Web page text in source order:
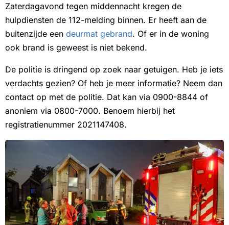
Zaterdagavond tegen middennacht kregen de
hulpdiensten de 112-melding binnen. Er heeft aan de
buitenzijde een deurmat gebrand. Of er in de woning
ook brand is geweest is niet bekend.
De politie is dringend op zoek naar getuigen. Heb je iets
verdachts gezien? Of heb je meer informatie? Neem dan
contact op met de politie. Dat kan via 0900-8844 of
anoniem via 0800-7000. Benoem hierbij het
registratienummer 2021147408.